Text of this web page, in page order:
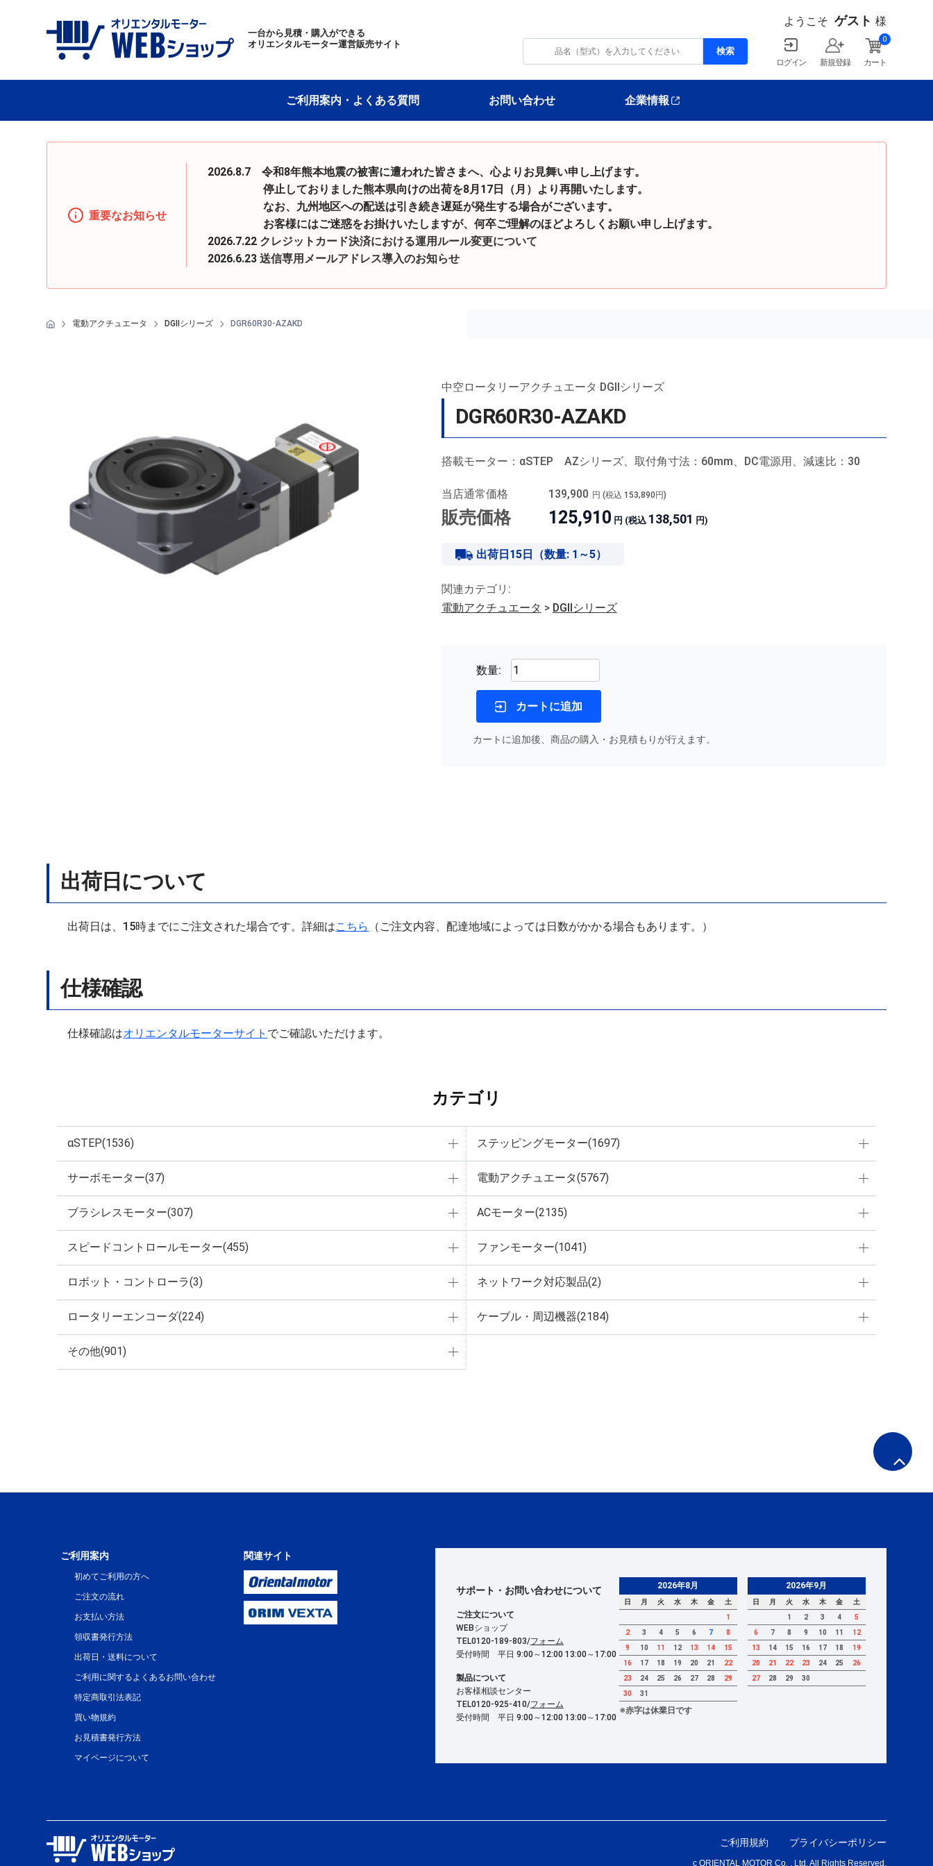
一台から見積・購入ができる
オリエンタルモーター運営販売サイト
ようこそ ゲスト 様
ログイン 新規登録 カート
0
ご利用案内・よくある質問 お問い合わせ 企業情報
重要なお知らせ
2026.8.7 令和8年熊本地震の被害に遭われた皆さまへ、心よりお見舞い申し上げます。
停止しておりました熊本県向けの出荷を8月17日（月）より再開いたします。
なお、九州地区への配送は引き続き遅延が発生する場合がございます。
お客様にはご迷惑をお掛けいたしますが、何卒ご理解のほどよろしくお願い申し上げます。
2026.7.22 クレジットカード決済における運用ルール変更について
2026.6.23送信専用メールアドレス導入のお知らせ
電動アクチュエータ DGIIシリーズ DGR60R30-AZAKD
中空ロータリーアクチュエータ DGIIシリーズ
DGR60R30-AZAKD
搭載モーター：αSTEP AZシリーズ、取付角寸法：60mm、DC電源用、減速比：30
当店通常価格 139,900 円 (税込 153,890円)
販売価格 125,910 円 (税込 138,501 円)
出荷日15日（数量: 1～5）
関連カテゴリ:
電動アクチュエータ > DGIIシリーズ
数量:
カートに追加
カートに追加後、商品の購入・お見積もりが行えます。
出荷日について
出荷日は、15時までにご注文された場合です。詳細はこちら （ご注文内容、配達地域によっては日数がかかる場合もあります。）
仕様確認
仕様確認はオリエンタルモーターサイト でご確認いただけます。
カテゴリ
αSTEP(1536) ステッピングモーター(1697)
サーボモーター(37) 電動アクチュエータ(5767)
ブラシレスモーター(307) ACモーター(2135)
スピードコントロールモーター(455) ファンモーター(1041)
ロボット・コントローラ(3) ネットワーク対応製品(2)
ロータリーエンコーダ(224) ケーブル・周辺機器(2184)
その他(901)
ご利用案内
初めてご利用の方へ
ご注文の流れ
お支払い方法
領収書発行方法
出荷日・送料について
ご利用に関するよくあるお問い合わせ
特定商取引法表記
買い物規約
お見積書発行方法
マイページについて
関連サイト
サポート・お問い合わせについて
ご注文について
WEBショップ
TEL0120-189-803/フォーム
受付時間 平日 9:00～12:00 13:00～17:00
製品について
お客様相談センター
TEL0120-925-410/フォーム
受付時間 平日 9:00～12:00 13:00～17:00
ご利用規約 プライバシーポリシー
c ORIENTAL MOTOR Co. , Ltd. All Rights Reserved.
2026年8月
日 月 火 水 木 金
土
1
2
3 4 5 6 7
8
9
10 11 12 13 14
15
16
17 18 19 20 21
22
23
24 25 26 27 28
29
30
31
2026年9月
日 月 火 水 木 金
土
1
2 3 4
5
6
7 8 9 10 11
12
13
14 15 16 17 18
19
20
21 22 23 24 25
26
27
28 29 30
※赤字は休業日です